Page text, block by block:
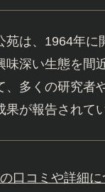
苑は、1964年に
味深い生態を間
、多くの研究者
が報告されて
口コミや詳細